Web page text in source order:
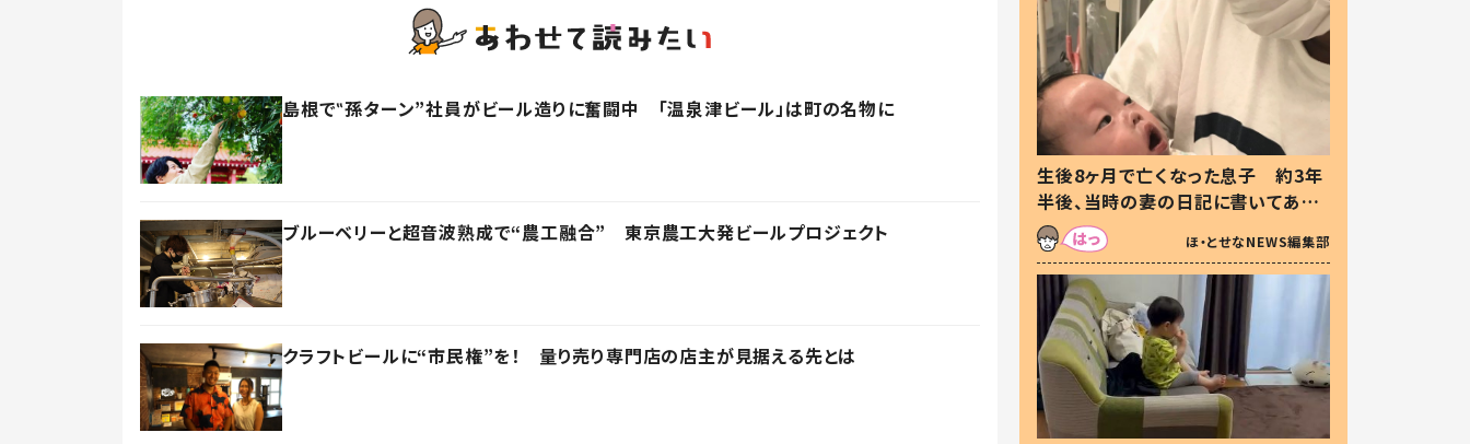
島根で‟孫ターン”社員がビール造りに奮闘中 「温泉津ビール」は町の名物に
ブルーベリーと超音波熟成で“農工融合” 東京農工大発ビールプロジェクト
クラフトビールに“市民権”を！ 量り売り専門店の店主が見据える先とは
生後8ヶ月で亡くなった息子 約3年
半後、当時の妻の日記に書いてあっ
た本音とは
ほ・とせなNEWS編集部